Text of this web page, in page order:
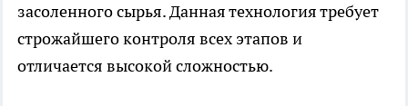
засоленного сырья. Данная технология требует
строжайшего контроля всех этапов и
отличается высокой сложностью.